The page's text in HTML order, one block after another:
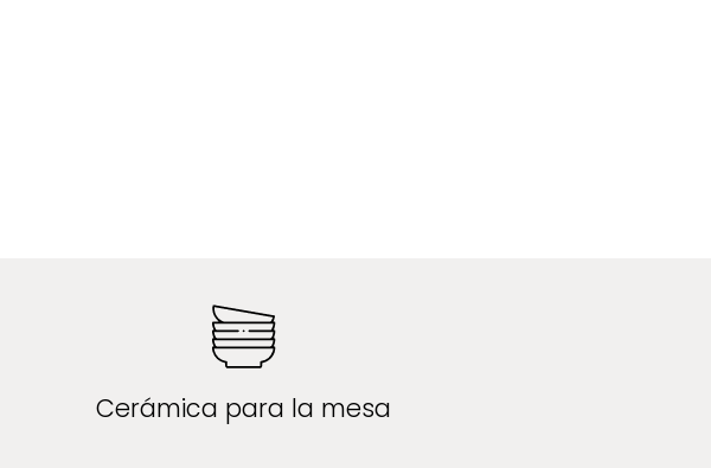
Cerámica para la mesa